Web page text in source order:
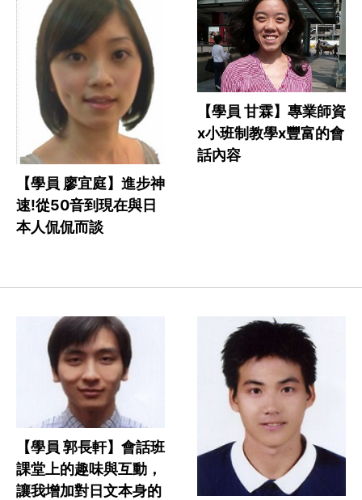
【學員 廖宜庭】進步神
速!從50音到現在與日
本人侃侃而談
【學員 甘霖】專業師資
x小班制教學x豐富的會
話內容
【學員 郭長軒】會話班
課堂上的趣味與互動，
讓我增加對日文本身的